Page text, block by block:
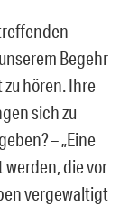
Begehr
hören. Ihre
sich zu
– „Eine
die vor
vergewaltigt